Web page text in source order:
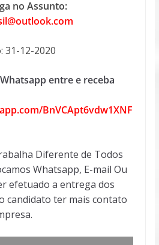
no Assunto:
31-12-2020
entre e receba
BnVCApt6vdw1XNF
Diferente de Todos
Whatsapp, E-mail Ou
efetuado a entrega dos
candidato ter mais contato